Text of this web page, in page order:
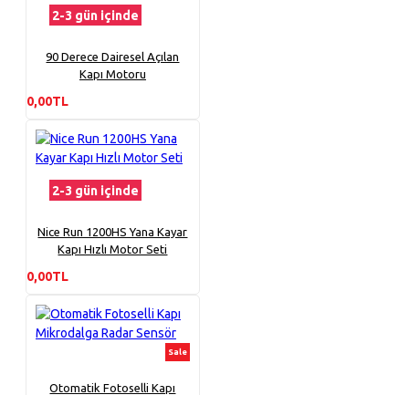
2-3 gün içinde
90 Derece Dairesel Açılan
Kapı Motoru
0,00TL
2-3 gün içinde
Nice Run 1200HS Yana Kayar
Kapı Hızlı Motor Seti
0,00TL
Sale
Otomatik Fotoselli Kapı